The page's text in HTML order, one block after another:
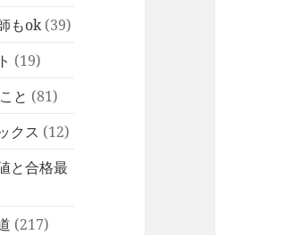
もok(39)
(19)
と (81)
クス (12)
と合格最
(217)